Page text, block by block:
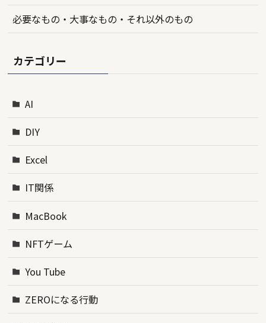
必要なもの・大事なもの・それ以外のもの
カテゴリー
AI
DIY
Excel
IT関係
MacBook
NFTゲーム
You Tube
ZEROになる行動